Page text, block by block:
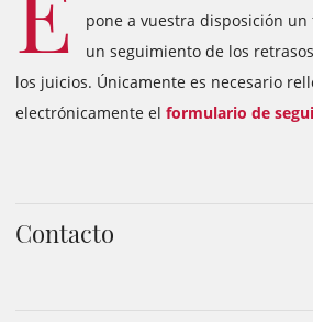
pone a vuestra disposición
un seguimiento de los
los juicios. Únicamente es necesario
electrónicamente el formulario de
Contacto